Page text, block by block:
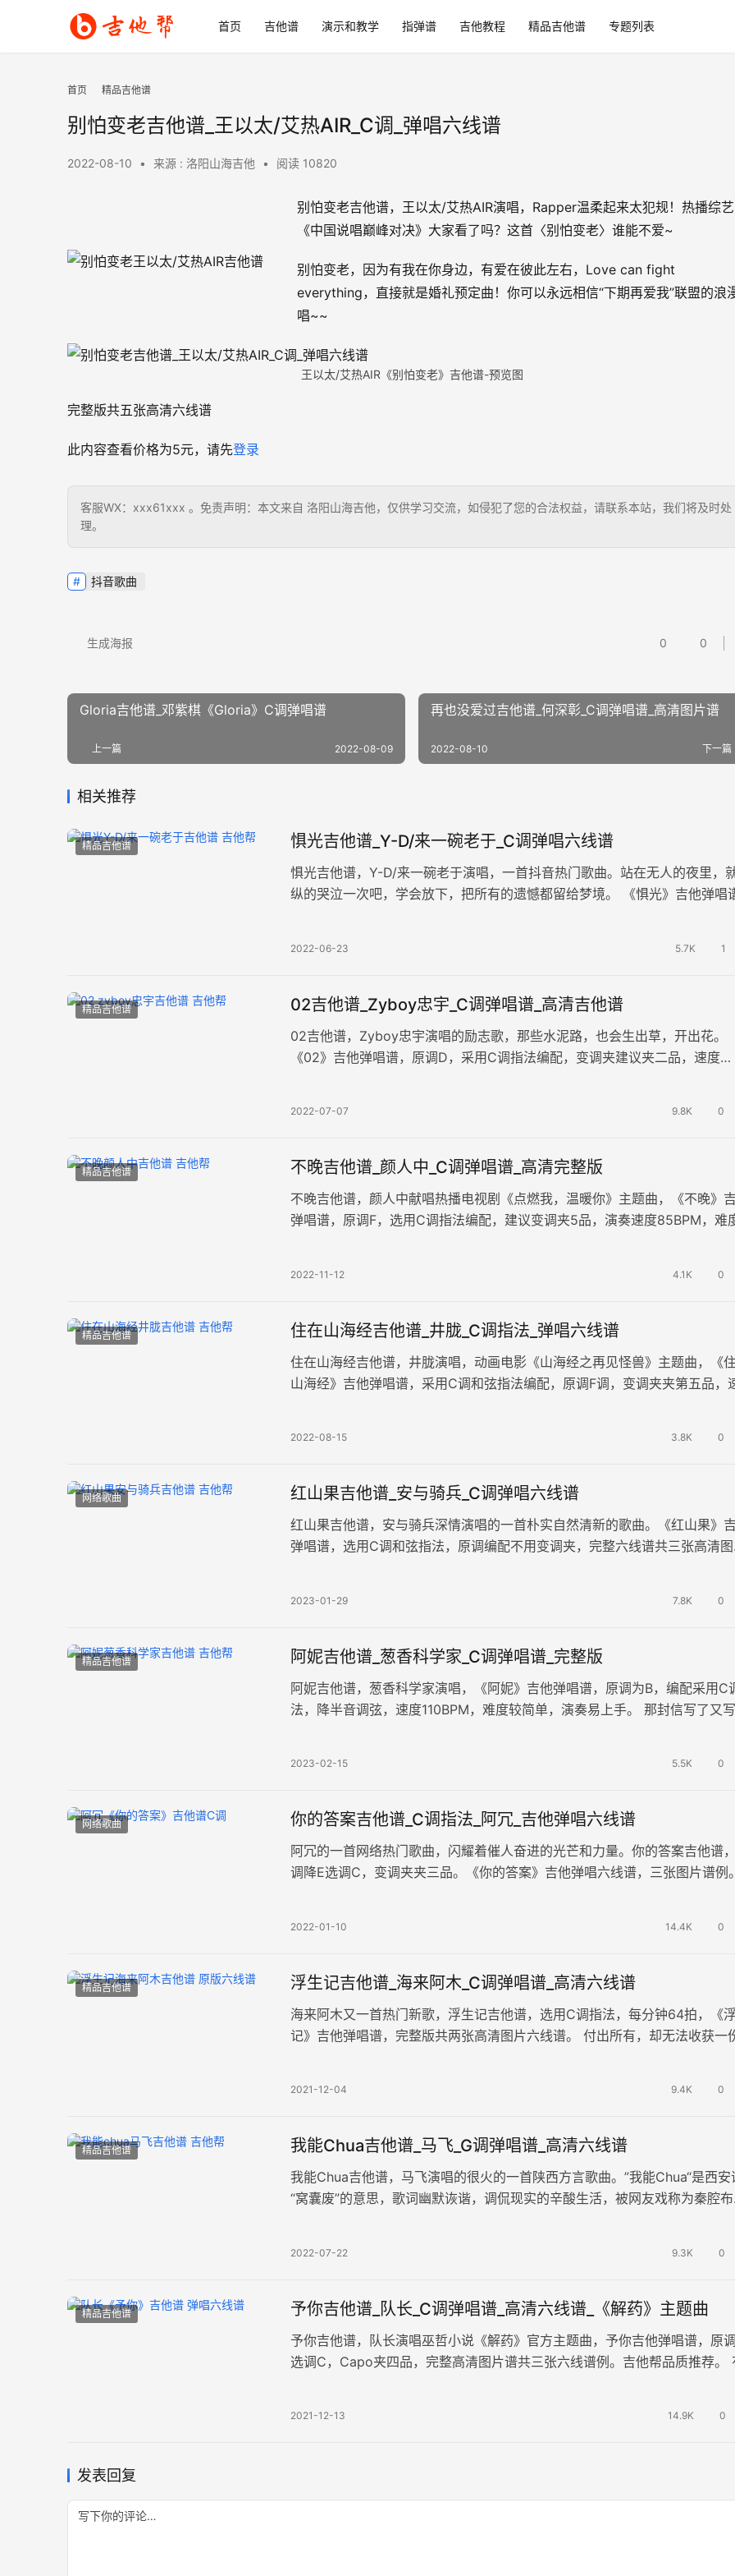
首页 吉他谱 演示和教学 指弹谱 吉他教程 精品吉他谱 专题列表
首页 精品吉他谱
别怕变老吉他谱_王以太/艾热AIR_C调_弹唱六线谱
2022-08-10 • 来源 : 洛阳山海吉他 • 阅读 10820
别怕变老吉他谱，王以太/艾热AIR演唱，Rapper温柔起来太犯规！热播综艺
《中国说唱巅峰对决》大家看了吗？这首〈别怕变老〉谁能不爱~
别怕变老，因为有我在你身边，有爱在彼此左右，Love can fight
everything，直接就是婚礼预定曲！你可以永远相信“下期再爱我”联盟的浪
唱~~
王以太/艾热AIR《别怕变老》吉他谱-预览图
完整版共五张高清六线谱
此内容查看价格为5元，请先登录
客服WX：xxx61xxx 。免责声明：本文来自 洛阳山海吉他，仅供学习交流，如侵犯了您的合法权益，请联系本站，我们将及时处
理。
抖音歌曲
0 0
生成海报
Gloria吉他谱_邓紫棋《Gloria》C调弹唱谱
上一篇 2022-08-09
再也没爱过吉他谱_何深彰_C调弹唱谱_高清图片谱
下一篇
2022-08-10
相关推荐
精品吉他谱 惧光吉他谱_Y-D/来一碗老于_C调弹唱六线谱
惧光吉他谱，Y-D/来一碗老于演唱，一首抖音热门歌曲。站在无人的夜里，
纵的哭泣一次吧，学会放下，把所有的遗憾都留给梦境。 《惧光》吉他弹唱
2022-06-23 5.7K 1
精品吉他谱 02吉他谱_Zyboy忠宇_C调弹唱谱_高清吉他谱
02吉他谱，Zyboy忠宇演唱的励志歌，那些水泥路，也会生出草，开出花。
《02》吉他弹唱谱，原调D，采用C调指法编配，变调夹建议夹二品，速度
2022-07-07 9.8K 0
精品吉他谱 不晚吉他谱_颜人中_C调弹唱谱_高清完整版
不晚吉他谱，颜人中献唱热播电视剧《点燃我，温暖你》主题曲，《不晚》
弹唱谱，原调F，选用C调指法编配，建议变调夹5品，演奏速度85BPM，难
2022-11-12 4.1K 0
精品吉他谱 住在山海经吉他谱_井胧_C调指法_弹唱六线谱
住在山海经吉他谱，井胧演唱，动画电影《山海经之再见怪兽》主题曲，《
山海经》吉他弹唱谱，采用C调和弦指法编配，原调F调，变调夹夹第五品，
2022-08-15 3.8K 0
网络歌曲 红山果吉他谱_安与骑兵_C调弹唱六线谱
红山果吉他谱，安与骑兵深情演唱的一首朴实自然清新的歌曲。《红山果》
弹唱谱，选用C调和弦指法，原调编配不用变调夹，完整六线谱共三张高清图
2023-01-29 7.8K 0
精品吉他谱 阿妮吉他谱_葱香科学家_C调弹唱谱_完整版
阿妮吉他谱，葱香科学家演唱，《阿妮》吉他弹唱谱，原调为B，编配采用C
法，降半音调弦，速度110BPM，难度较简单，演奏易上手。 那封信写了又
2023-02-15 5.5K 0
网络歌曲 你的答案吉他谱_C调指法_阿冗_吉他弹唱六线谱
阿冗的一首网络热门歌曲，闪耀着催人奋进的光芒和力量。你的答案吉他谱
调降E选调C，变调夹夹三品。《你的答案》吉他弹唱六线谱，三张图片谱例。
2022-01-10 14.4K 0
精品吉他谱 浮生记吉他谱_海来阿木_C调弹唱谱_高清六线谱
海来阿木又一首热门新歌，浮生记吉他谱，选用C调指法，每分钟64拍，《
记》吉他弹唱谱，完整版共两张高清图片六线谱。 付出所有，却无法收获一
2021-12-04 9.4K 0
精品吉他谱 我能Chua吉他谱_马飞_G调弹唱谱_高清六线谱
我能Chua吉他谱，马飞演唱的很火的一首陕西方言歌曲。”我能Chua“是西安
“窝囊废”的意思，歌词幽默诙谐，调侃现实的辛酸生活，被网友戏称为秦腔布
2022-07-22 9.3K 0
精品吉他谱 予你吉他谱_队长_C调弹唱谱_高清六线谱_《解药》主题曲
予你吉他谱，队长演唱巫哲小说《解药》官方主题曲，予你吉他弹唱谱，原
选调C，Capo夹四品，完整高清图片谱共三张六线谱例。吉他帮品质推荐。
2021-12-13 14.9K 0
发表回复